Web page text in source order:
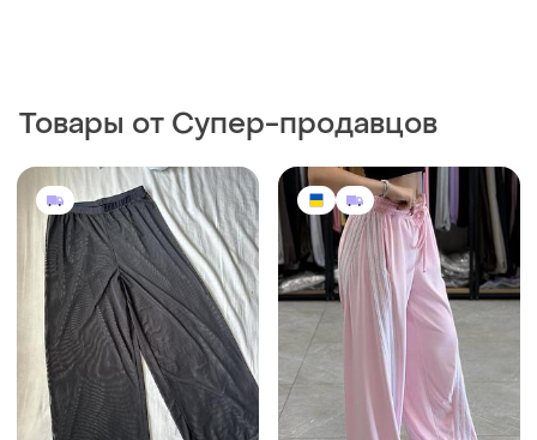
Товары от Супер-продавцов